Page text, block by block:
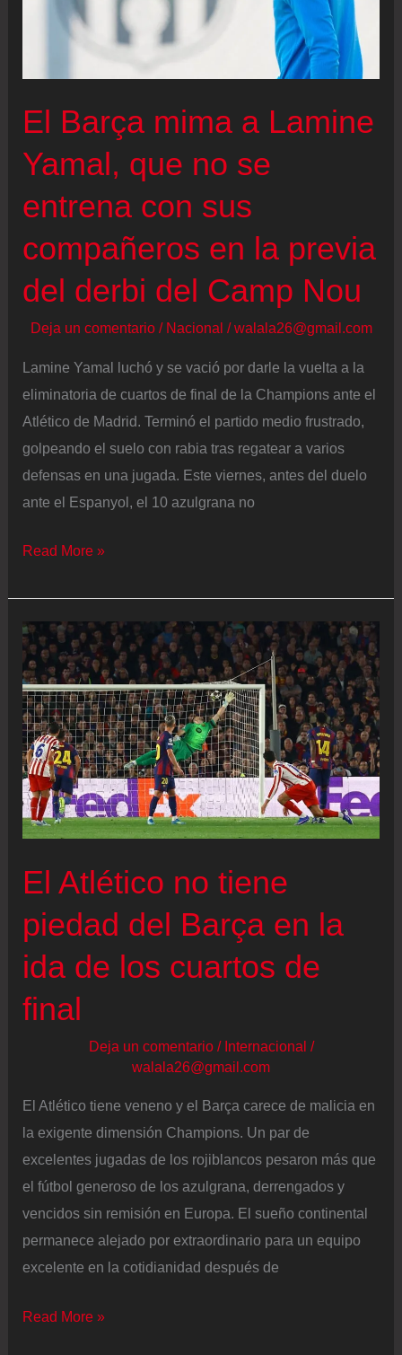
El Barça mima a Lamine
Yamal, que no se
entrena con sus
compañeros en la previa
del derbi del Camp Nou
Deja un comentario / Nacional /walala26@gmail.com
Lamine Yamal luchó y se vació por darle la vuelta a la
eliminatoria de cuartos de final de la Champions ante el
Atlético de Madrid. Terminó el partido medio frustrado,
golpeando el suelo con rabia tras regatear a varios
defensas en una jugada. Este viernes, antes del duelo
ante el Espanyol, el 10 azulgrana no
El
mima
a
Lamine
Yamal,
que
no
se
entrena
con
compañeros
la
previa
del
derbi
Read More »
El Atlético no tiene
piedad del Barça en la
ida de los cuartos de
final
Deja un comentario / Internacional /
walala26@gmail.com
El Atlético tiene veneno y el Barça carece de malicia en
la exigente dimensión Champions. Un par de
excelentes jugadas de los rojiblancos pesaron más que
el fútbol generoso de los azulgrana, derrengados y
vencidos sin remisión en Europa. El sueño continental
permanece alejado por extraordinario para un equipo
excelente en la cotidianidad después de
El
Read More »